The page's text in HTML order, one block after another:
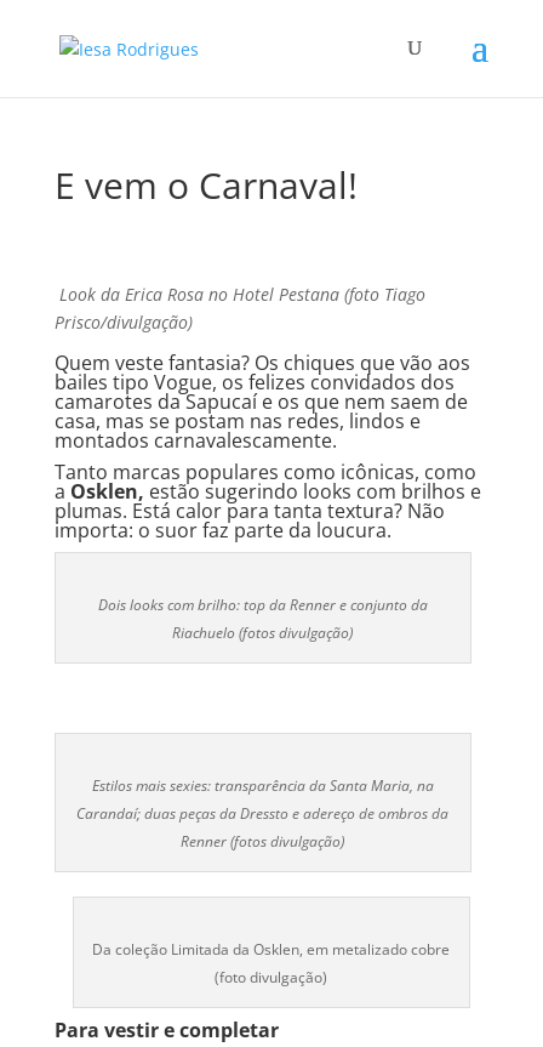
E vem o Carnaval!
Look da Erica Rosa no Hotel Pestana (foto Tiago
Prisco/divulgação)
Quem veste fantasia? Os chiques que vão aos
bailes tipo Vogue, os felizes convidados dos
camarotes da Sapucaí e os que nem saem de
casa, mas se postam nas redes, lindos e
montados carnavalescamente.
Tanto marcas populares como icônicas, como
a Osklen, estão sugerindo looks com brilhos e
plumas. Está calor para tanta textura? Não
importa: o suor faz parte da loucura.
Dois looks com brilho: top da Renner e conjunto da
Riachuelo (fotos divulgação)
Estilos mais sexies: transparência da Santa Maria, na
Carandaí; duas peças da Dressto e adereço de ombros da
Renner (fotos divulgação)
Da coleção Limitada da Osklen, em metalizado cobre
(foto divulgação)
Para vestir e completar